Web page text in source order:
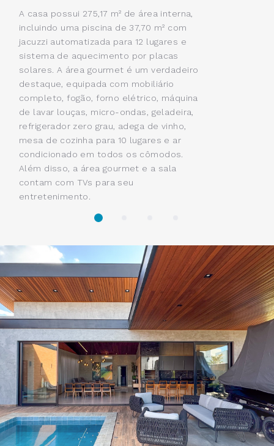
A casa possui 275,17 m² de área interna,
incluindo uma piscina de 37,70 m² com
jacuzzi automatizada para 12 lugares e
sistema de aquecimento por placas
solares. A área gourmet é um verdadeiro
destaque, equipada com mobiliário
completo, fogão, forno elétrico, máquina
de lavar louças, micro-ondas, geladeira,
refrigerador zero grau, adega de vinho,
mesa de cozinha para 10 lugares e ar
condicionado em todos os cômodos.
Além disso, a área gourmet e a sala
contam com TVs para seu
entretenimento.